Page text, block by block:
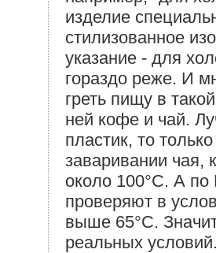
изделие
стилизованное
указание - для
гораздо реже. И
греть пищу в
ней кофе и чай.
пластик, то
заваривании чая,
около 100°С. А по
проверяют в
выше 65°С.
реальных